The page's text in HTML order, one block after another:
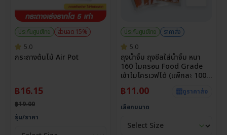
ประกันศูนย์ไทย
ส่วนลด 15%
5.0
กระถางต้นไม้ Air Pot
฿16.15
฿19.00
รุ่น/ราคา
ประกันศูนย์ไทย
ราคาส่ง
5.0
ถุงน้ำจิ้ม ถุงซีลใส่น้ำจิ้ม หนา
160 ไมครอน Food Grade
เข้าไมโครเวฟได้ (แพ็กละ 100
฿11.00
ดูราคาส่ง
เลือกขนาด